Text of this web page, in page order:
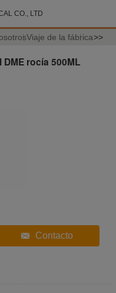
CO., LTD
Viaje de la fábrica>>
rocía 500ML
Contacto